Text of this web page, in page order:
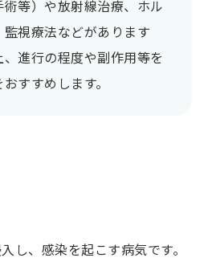
等）や放射線治療、ホル
視療法などがあります
進行の程度や副作用等を
すすめします。
し、感染を起こす病気です。